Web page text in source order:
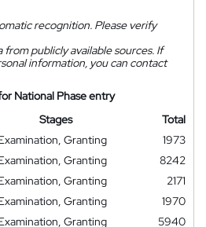
recognition. Please verify
publicly available sources. If
information, you can contact
National Phase entry
Stages
Total
Granting
1973
Granting
8242
Granting
2171
Granting
1970
Granting
5940